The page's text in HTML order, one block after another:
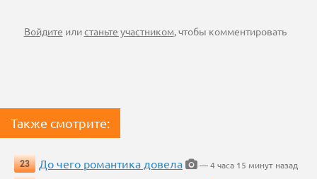
Войдите илистаньте участником, чтобы комментировать
Также смотрите:
23 До чего романтика довела
— 4 часа 15 минут назад